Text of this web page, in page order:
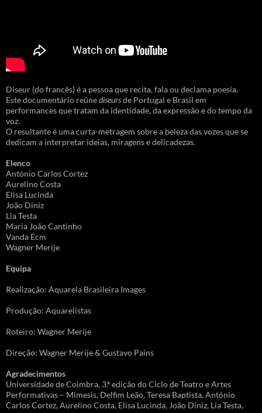
Diseur (do francês) é a pessoa que recita, fala ou declama poesia.
Este documentário reúnediseursde Portugal e Brasil em
performances que tratam da identidade, da expressão e do tempo da
voz.
O resultante é uma curta-metragem sobre a beleza das vozes que se
dedicam a interpretar ideias, miragens e delicadezas.
Elenco
António Carlos Cortez
Aurelino Costa
Elisa Lucinda
João Diniz
Lia Testa
Maria João Cantinho
Vanda Ecm
Wagner Merije
Equipa
Realização: Aquarela Brasileira Images
Produção: Aquarelistas
Roteiro: Wagner Merije
Direção: Wagner Merije & Gustavo Pains
Agradecimentos
Universidade de Coimbra, 3.ª edição do Ciclo de Teatro e Artes
Performativas – Mimesis, Delfim Leão, Teresa Baptista, António
Carlos Cortez, Aurelino Costa, Elisa Lucinda, João Diniz, Lia Testa,